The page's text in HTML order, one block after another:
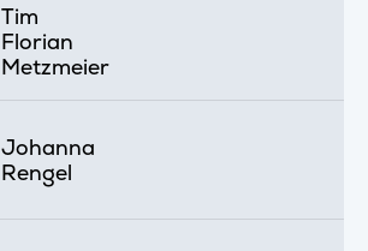
Tim
Florian
Metzmeier
Johanna
Rengel